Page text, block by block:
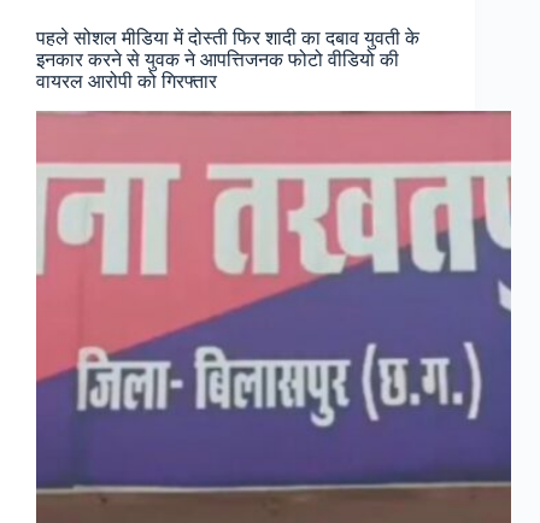
पहले सोशल मीडिया में दोस्ती फिर शादी का दबाव युवती के
इनकार करने से युवक ने आपत्तिजनक फोटो वीडियो की
वायरल आरोपी को गिरफ्तार